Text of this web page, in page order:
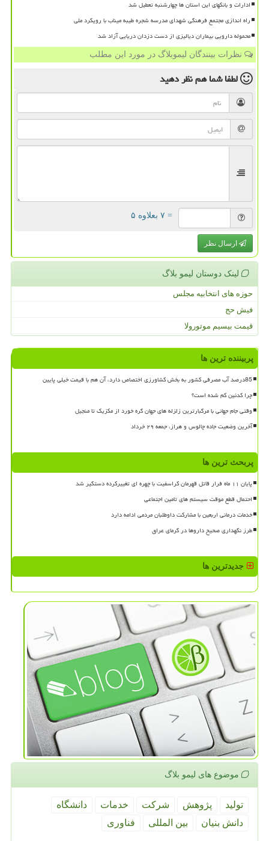
ادارات و بانکهای این استان ها چهارشنبه تعطیل شد
راه اندازی مجتمع فرهنگی شهدای مدرسه شجره طیبه میناب با رویکرد ملی
محموله دارویی بیماران دیالیزی از دست دزدان دریایی آزاد شد
نظرات بینندگان لیموبلاگ در مورد این مطلب
لطفا شما همنظر دهید
= ۷ بعلاوه ۵
ارسال نظر
لینک دوستان لیمو بلاگ
حوزه های انتخابیه مجلس
فیش حج
قیمت بیسیم موتورولا
پربیننده ترین ها
85درصد آب مصرفی کشور به بخش کشاورزی اختصاص دارد، آن هم با قیمت خیلی پایین
چرا کدئین کم شده است؟
وقتی جام جهانی با مرگبارترین زلزله های جهان گره خورد از مکزیک تا منجیل
آخرین وضعیت جاده چالوس و هراز، جمعه ۲۹ خرداد
پربحث ترین ها
پایان ۱۱ ماه فرار قاتل قهرمان کراسفیت با چهره ای تغییرکرده دستگیر شد
احتمال قطع موقت سیستم های تامین اجتماعی
خدمات درمانی اربعین با مشارکت داوطلبان مردمی ادامه دارد
طرز نگهداری صحیح داروها در گرمای عراق
جدیدترین ها
موضوع های لیمو بلاگ
تولید پژوهش شركت خدمات
دانشگاه
دانش بنیان
بین المللی فناوری